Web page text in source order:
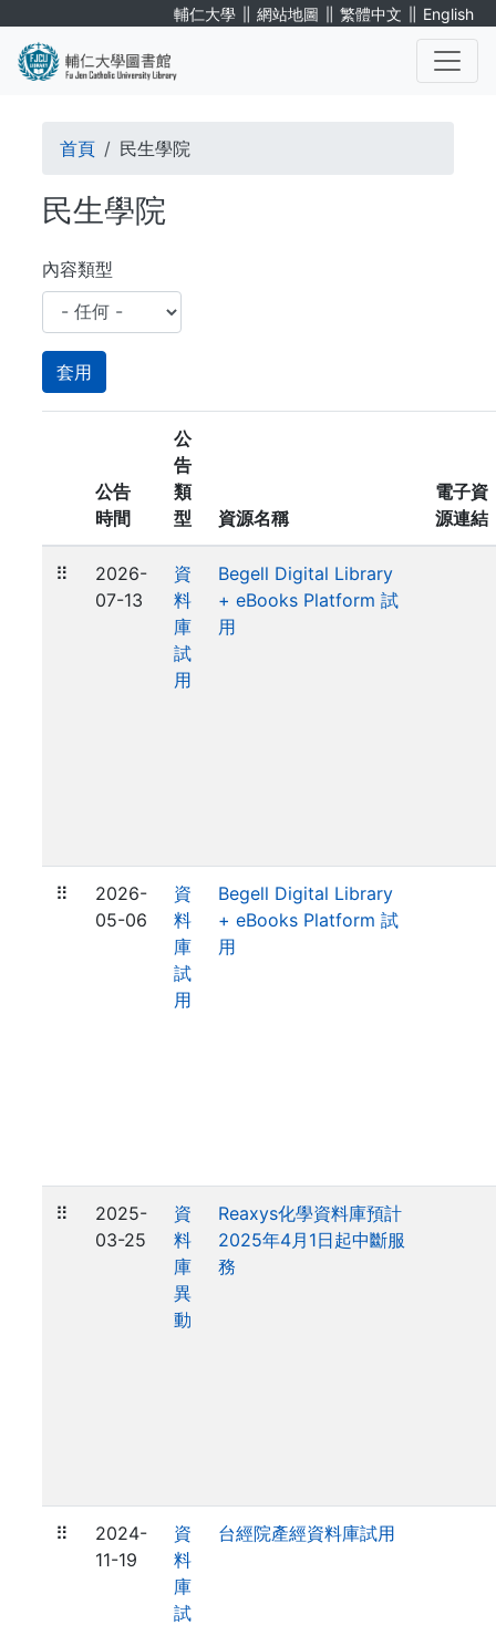
輔仁大學 ∥ 網站地圖 ∥ 繁體中文 ∥ English
導
連
結
首頁 民生學院
民生學院
內容類型
公告
時間
公
告
類
型
資源名稱
電子資
源連結
⠿
2026-
07-13
資
料
庫
試
用
Begell Digital Library
+ eBooks Platform 試
用
⠿
2026-
05-06
資
料
庫
試
用
Begell Digital Library
+ eBooks Platform 試
用
⠿
2025-
03-25
資
料
庫
異
動
Reaxys化學資料庫預計
2025年4月1日起中斷服
務
⠿
2024-
11-19
資
料
庫
試
台經院產經資料庫試用